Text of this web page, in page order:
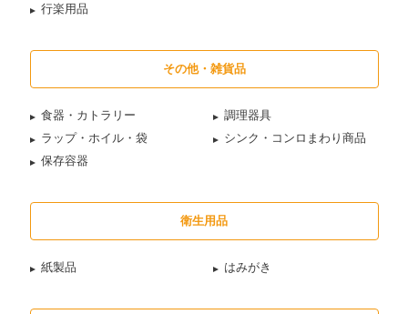
行楽用品
その他・雑貨品
食器・カトラリー
調理器具
ラップ・ホイル・袋
シンク・コンロまわり商品
保存容器
衛生用品
紙製品 はみがき